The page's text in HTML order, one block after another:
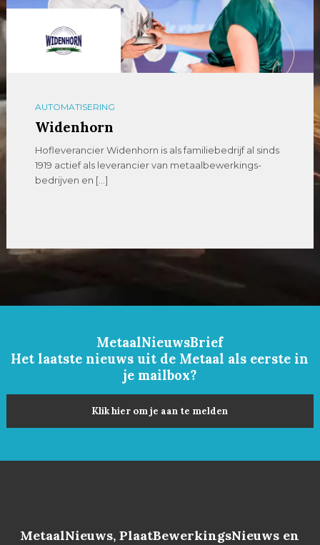
AUTOMATISERING
Widenhorn
Hofleverancier Widenhorn is als familiebedrijf al sinds
1919 actief als leverancier van metaalbewerkings-
bedrijven en […]
MetaalNieuwsBrief
Het laatste nieuws uit de Metaal als eerste in
je mailbox?
Klik hier om je aan te melden
MetaalNieuws, PlaatBewerkingsNieuws en